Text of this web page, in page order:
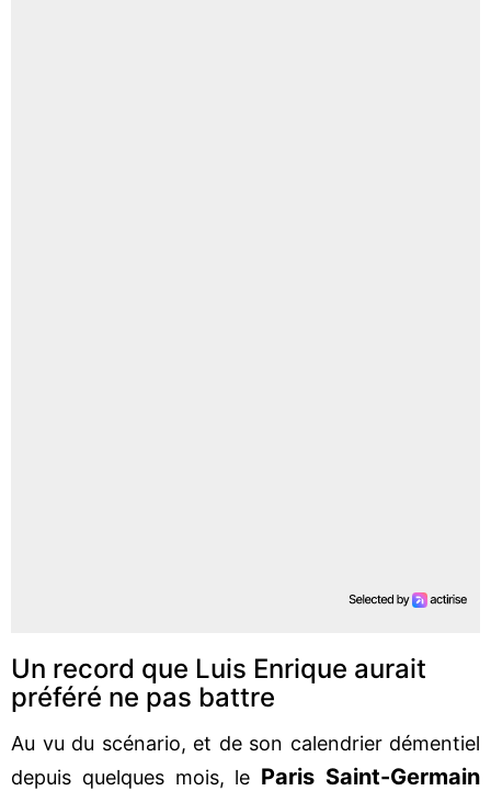
Un record que Luis Enrique aurait
préféré ne pas battre
Au vu du scénario, et de son calendrier démentiel
depuis quelques mois, le Paris Saint-Germain